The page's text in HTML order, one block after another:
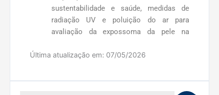
sustentabilidade e saúde, medidas de
radiação UV e poluição do ar para
avaliação da expossoma da pele na
de Paula Corrêa).
New York, USA), no Center of Excellence
for Sustainable Urban Freight Systems
Última atualização em: 07/05/2026